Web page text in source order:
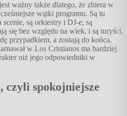
ważny także dlatego, że zbiera w
wątki programu. Są tu
są orkiestry i DJ-e, są
się bez względu na wiek, i są turyści,
przypadkiem, a zostają do końca.
w Los Cristianos ma bardziej
niż jego odpowiedniki w
czyli spokojniejsze